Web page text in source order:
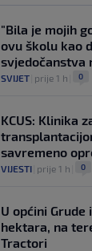
"Bila je mojih
ovu školu kao
svjedočanstva
SVIJET prije 1 h 0
KCUS: Klinika
savremeno
VIJESTI prije 1 h 0
U općini Grude
hektara, na
Tractori